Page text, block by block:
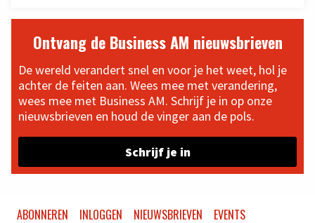
Ontvang de Business AM nieuwsbrieven
De wereld verandert snel en voor je het weet, hol je
achter de feiten aan. Wees mee met verandering,
wees mee met Business AM. Schrijf je in op onze
nieuwsbrieven en houd de vinger aan de pols.
Schrijf je in
ABONNEREN INLOGGEN NIEUWSBRIEVEN
EVENTS